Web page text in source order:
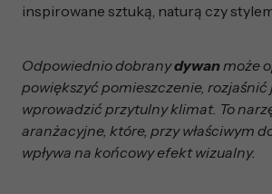
inspirowane sztuką, naturą czy
Odpowiednio dobranydywanmoże
powiększyć pomieszczenie, rozjaśnić
wprowadzić przytulny klimat. To
aranżacyjne, które, przy właściwym
wpływa na końcowy efekt wizualny.